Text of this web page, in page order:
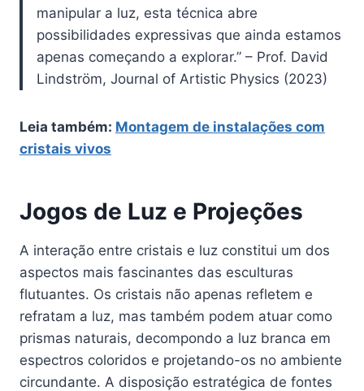
manipular a luz, esta técnica abre
possibilidades expressivas que ainda estamos
apenas começando a explorar.” – Prof. David
Lindström, Journal of Artistic Physics (2023)
Leia também: Montagem de instalações com
cristais vivos
Jogos de Luz e Projeções
A interação entre cristais e luz constitui um dos
aspectos mais fascinantes das esculturas
flutuantes. Os cristais não apenas refletem e
refratam a luz, mas também podem atuar como
prismas naturais, decompondo a luz branca em
espectros coloridos e projetando-os no ambiente
circundante. A disposição estratégica de fontes